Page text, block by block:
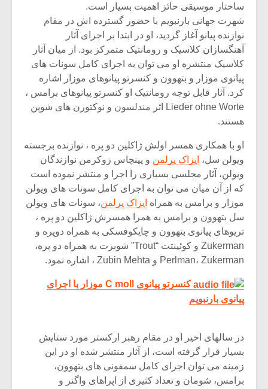
ساختار موسیقی حائز اهمیت بسیار است.
شهرت جهانی بارنبویم با حضور گسترده اش در مقام
نوازنده پیانو آغاز گردید، او در ابتدا بر اجرای آثار
آهنگسازان کلاسیک و رومانتیک متمرکز بود. از میان آثار
کلاسیک منتشره او می توان به اجرای کامل سونات های
پیانوی موزار و بتهوون و کنسرتو پیانوهای موزار اشاره
کرد. آثار قابل توجه رومانتیک او کنسرتو پیانوهای برامس ،
Lieder ohne Worte اثر مندلسون و نوکتورن های شوپن
هستند.
او با همکاری همسر اولش ژاکلین دو پره ‏، نوازنده برجسته
ویولن سل، ایزاک پرلمن و پینچاس زوکرمن نوازندگان
ویولن، آثار مجلسی بسیاری را اجرا و منتشر نموده است
که از آن میان می توان به اجرای کامل سونات های ویولن
موزار و برامس به همراه ایزاک پرلمن، سونات های ویولن
سل بتهوون و برامس به همرا همسرش ژاکلین دو پره ‏،
تریوهای پیانوی بتهوون و چایکوفسکی به همراه دوپره و
Zukerman و کوئینتت “Trout” شوبرت به همراه دو پره،
Perlman، Zukerman و Zubin Mehta ، اشاره نمود.
کنسرتو پیانوی C moll موزار با اجرای
پیانوی بارنبویم
در سالهای اخیر او در مقام رهبر ارکستر مورد ستایش
بسیار قرار گرفته است، از آثار منتشر شده او در این
زمینه می توان اجرای کامل سمفونی های بتهوون،
برامس، شومان و تعداد کثیری از اپراهای واگنر و